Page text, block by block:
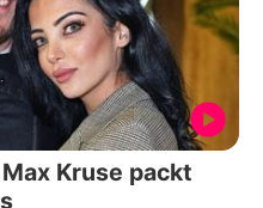
Kruse packt